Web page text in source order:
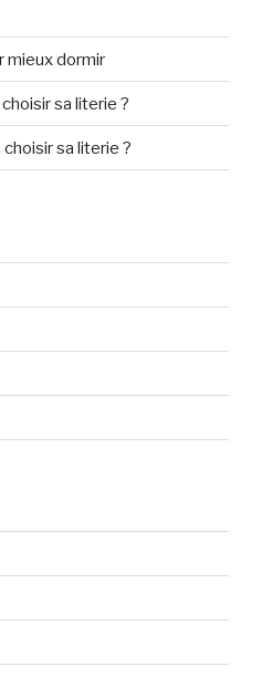
mieux dormir
sa literie ?
sa literie ?